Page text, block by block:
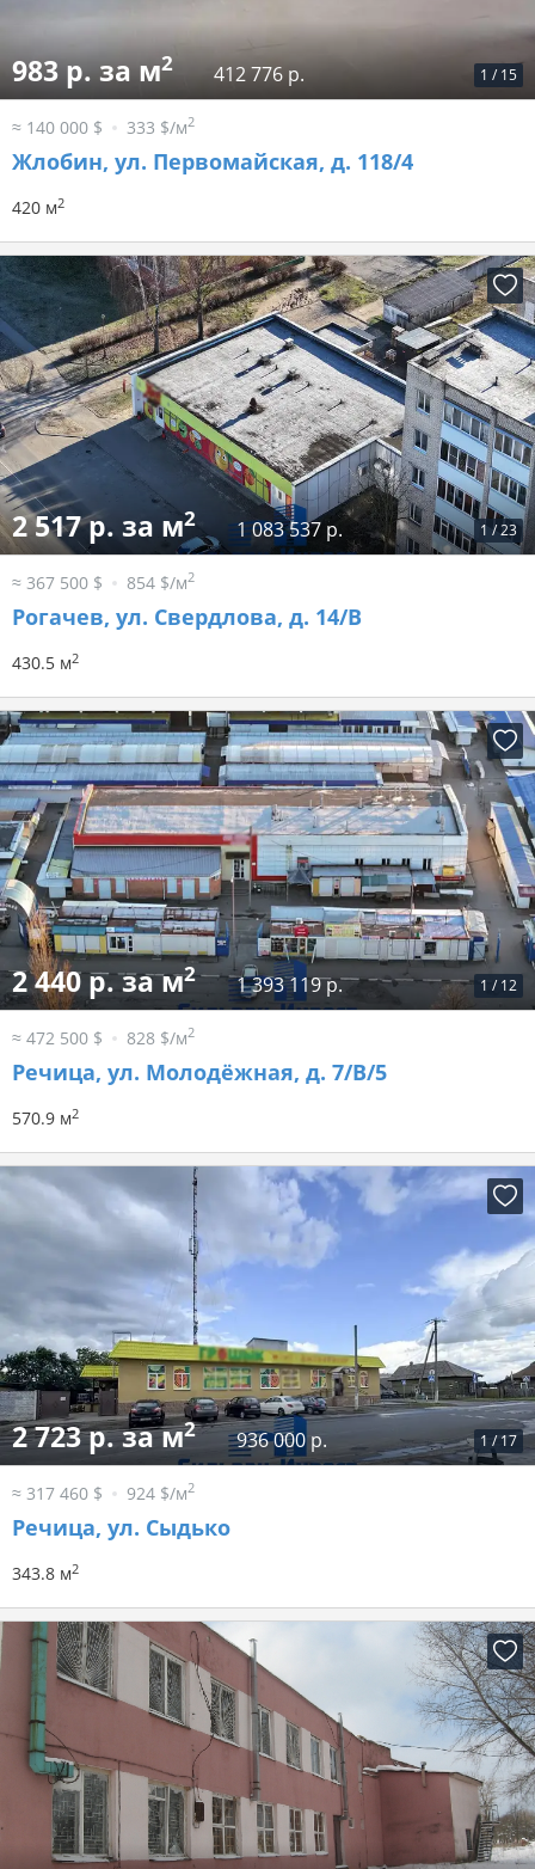
1 / 15
983 р. за м2 412 776 р.
≈ 140 000 $ 333 $/м2
Жлобин, ул. Первомайская, д. 118/4
420 м2
1/23
2 517 р. за м2 1 083 537 р.
≈ 367 500 $ 854 $/м2
Рогачев, ул. Свердлова, д. 14/В
430.5 м2
1 / 12
2 440 р. за м2 1 393 119 р.
≈ 472 500 $ 828 $/м2
Речица, ул. Молодёжная, д. 7/В/5
570.9 м2
1 / 17
2 723 р. за м2 936 000 р.
≈ 317 460 $ 924 $/м2
Речица, ул. Сыдько
343.8 м2